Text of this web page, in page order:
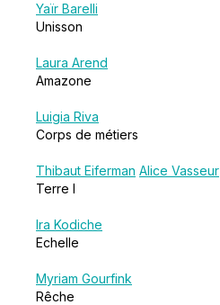
Yaïr Barelli
Unisson
Laura Arend
Amazone
Luigia Riva
Corps de métiers
Thibaut Eiferman Alice Vasseur
Terre I
Ira Kodiche
Echelle
Myriam Gourfink
Rêche